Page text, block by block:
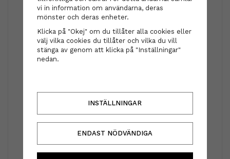
Scrunchie - Natalie ljus leopard
129 kr
vi in information om användarna, deras
mönster och deras enheter.
Klicka på "Okej" om du tillåter alla cookies eller
välj vilka cookies du tillåter och vilka du vill
stänga av genom att klicka på "Inställningar"
nedan.
INSTÄLLNINGAR
ENDAST NÖDVÄNDIGA